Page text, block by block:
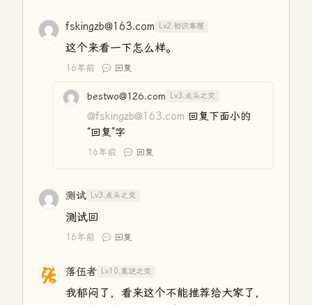
fskingzb@163.com Lv2.初识寒暄
这个来看一下怎么样。
16年前 回复
bestwo@126.com Lv3.点头之交
@fskingzb@163.com 回复下面小的
“回复”字
16年前 回复
测试 Lv3.点头之交
测试回
16年前 回复
落伍者 Lv10.莫逆之交
我郁闷了，看来这个不能推荐给大家了，